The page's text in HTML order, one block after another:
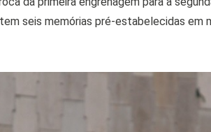
seis memórias pré-estabelecidas em